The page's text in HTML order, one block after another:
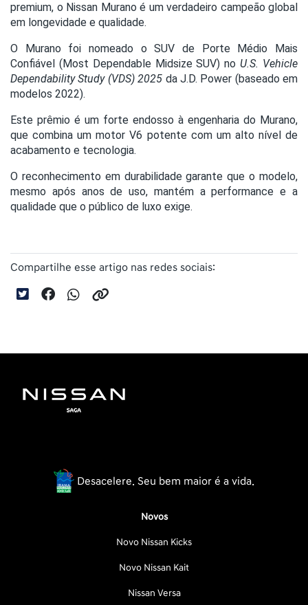
premium, o Nissan Murano é um verdadeiro campeão global
em longevidade e qualidade.
O Murano foi nomeado o SUV de Porte Médio Mais
Confiável (Most Dependable Midsize SUV) noU.S. Vehicle
Dependability Study (VDS) 2025 da J.D. Power (baseado em
modelos 2022).
Este prêmio é um forte endosso à engenharia do Murano,
que combina um motor V6 potente com um alto nível de
acabamento e tecnologia.
O reconhecimento em durabilidade garante que o modelo,
mesmo após anos de uso, mantém a performance e a
qualidade que o público de luxo exige.
Compartilhe esse artigo nas redes sociais:
Desacelere. Seu bem maior é a vida.
Novos
Novo Nissan Kicks
Novo Nissan Kait
Nissan Versa